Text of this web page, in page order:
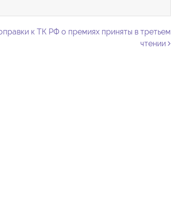
к ТК РФ о премиях приняты в третьем
чтении